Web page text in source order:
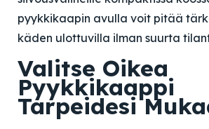
pyykkikaapin avulla voit pitää
käden ulottuvilla ilman suurta
Valitse Oikea
Pyykkikaappi
Tarpeidesi